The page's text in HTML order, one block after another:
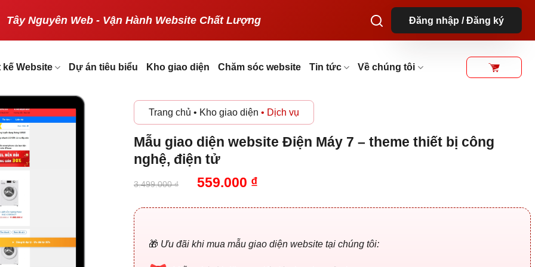
Tây Nguyên Web - Vận Hành Website Chất Lượng Đăng nhập / Đăng ký
kế Website Dự án tiêu biểu Kho giao diện Chăm sóc website Tin tức Về chúng tôi
Trang chủ • Kho giao diện • Dịch vụ
Mẫu giao diện website Điện Máy 7 – theme thiết bị công
nghệ, điện tử
3.499.000₫
Giá
là:
559.000 ₫
tại
559.000 ₫.
🎁 Ưu đãi khi mua mẫu giao diện website tại chúng tôi: